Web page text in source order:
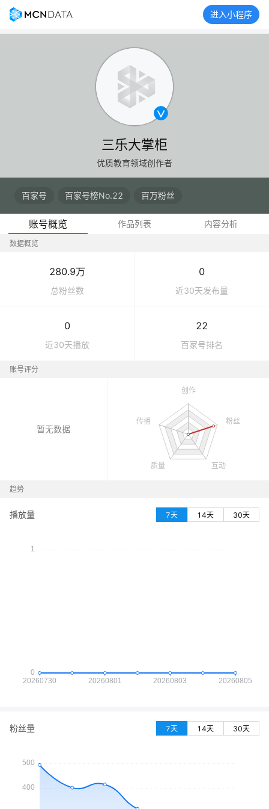
进入小程序
三乐大掌柜
优质教育领域创作者
百家号 百家号榜No.22 百万粉丝
账号概览 作品列表 内容分析
数据概览
280.9万
总粉丝数
0
近30天发布量
0
近30天播放
22
百家号排名
账号评分
暂无数据
趋势
播放量 7天 14天 30天
粉丝量 7天 14天 30天